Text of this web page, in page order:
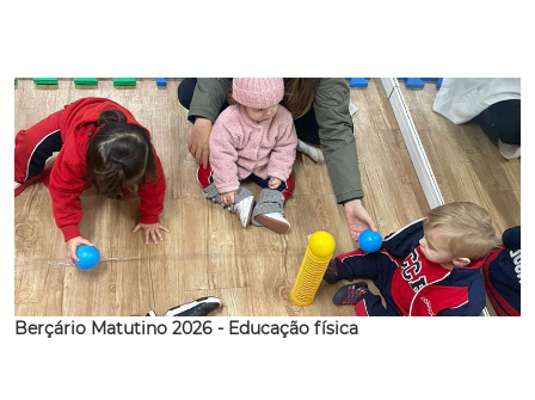
Berçário Matutino 2026 - Educação física